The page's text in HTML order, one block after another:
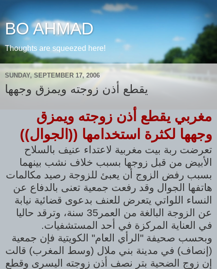
BO AHMAD
Thoughts are squeezed here!
SUNDAY, SEPTEMBER 17, 2006
يقطع أذن زوجته ويمزق وجهها
مغربي يقطع أذن زوجته ويمزق
وجهها لكثرة استخدامها ((الجوال))
تعرضت ربة بيت مغربية لاعتداء عنيف بالسلاح
الأبيض من قبل زوجها بسبب خلاف نشب بينهما
بسبب رفض الزوج أن يعبئ للزوجة رصيد مكالمات
هاتفها الجوال وقد رفعت جمعية تعنى بالدفاع عن
النساء اللواتي يتعرض للعنف بدعوى قضائية نيابة
عن الزوجة البالغة من العمر35 سنة، وترقد حاليا
في العناية المركزة في أحد المستشفيات.
وبحسب صحيفة "الرأي العام" الكويتية فإن جمعية
(إنصاف) في مدينة بني ملال (وسط المغرب) قالت
إن زوج الضحية بتر نصف أذن زوجته اليسرى وقطع